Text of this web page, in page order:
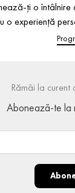
ți o întâlnire
o experiență
Rămâi la curent
Abonează-te la